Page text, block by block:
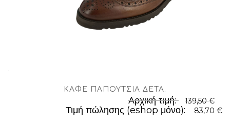
.
ΚΑΦΈ ΠΑΠΟΎΤΣΙΑ ΔΕΤΆ.
Αρχική τιμή: 139,50 €
Τιμή πώλησης (eshop μόνο): 83,70 €